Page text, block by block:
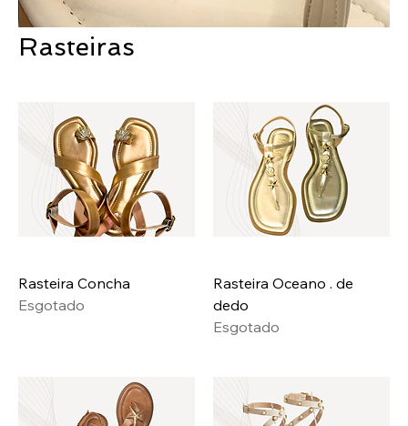
Rasteiras
Rasteira Concha
Esgotado
Rasteira Oceano . de
dedo
Esgotado